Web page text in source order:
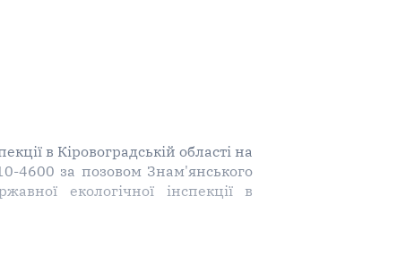
в Кіровоградській області на
4600 за позовом Знам'янського
екологічної інспекції в